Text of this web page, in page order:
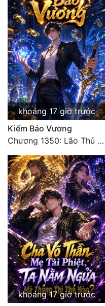
khoảng 17 giờ trước
Kiếm Bảo Vương
Chương 1350: Lão Thủ (4/5)
khoảng 17 giờ trước